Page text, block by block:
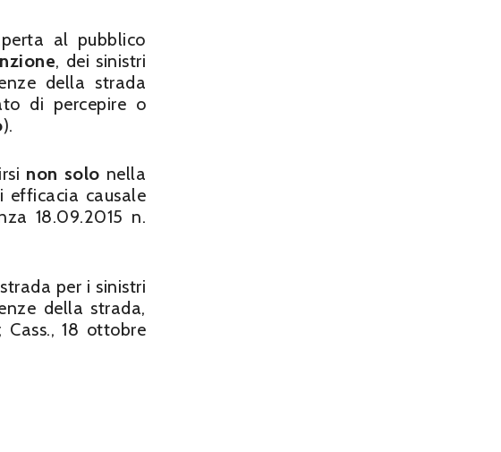
al pubblico
, dei sinistri
della strada
di percepire o
).
non solo nella
causale
18.09.2015 n.
per i sinistri
della strada,
18 ottobre